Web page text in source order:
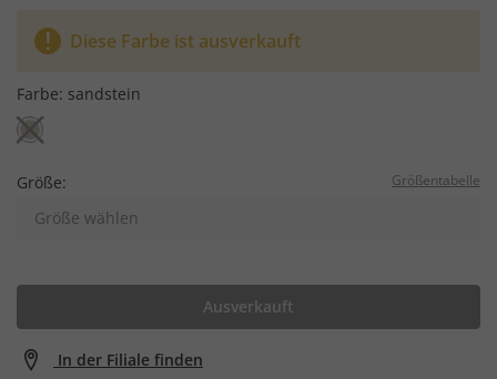
Diese Farbe ist ausverkauft
Farbe: sandstein
Größe: Größentabelle
Größe wählen
Ausverkauft
In der Filiale finden